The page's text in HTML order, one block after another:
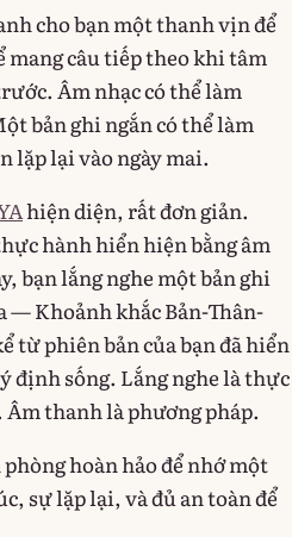
cho bạn một thanh vịn để
câu tiếp theo khi tâm
Âm nhạc có thể làm
bản ghi ngắn có thể làm
lặp lại vào ngày mai.
hiện diện, rất đơn giản.
hành hiển hiện bằng âm
bạn lắng nghe một bản ghi
— Khoảnh khắc Bản-Thân-
từ phiên bản của bạn đã hiển
định sống. Lắng nghe là thực
thanh là phương pháp.
hoàn hảo để nhớ một
sự lặp lại, và đủ an toàn để